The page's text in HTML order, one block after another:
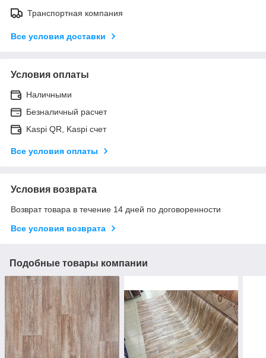
Транспортная компания
Все условия доставки
Условия оплаты
Наличными
Безналичный расчет
Kaspi QR, Kaspi счет
Все условия оплаты
Условия возврата
Возврат товара в течение 14 дней по договоренности
Все условия возврата
Подобные товары компании